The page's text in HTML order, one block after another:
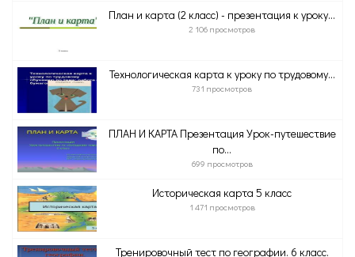
План и карта (2 класс) - презентация к уроку...
2 106 просмотров
Технологическая карта к уроку по трудовому...
731 просмотров
ПЛАН И КАРТА Презентация Урок-путешествие
по...
699 просмотров
Историческая карта 5 класс
1 471 просмотров
Тренировочный тест по географии. 6 класс.